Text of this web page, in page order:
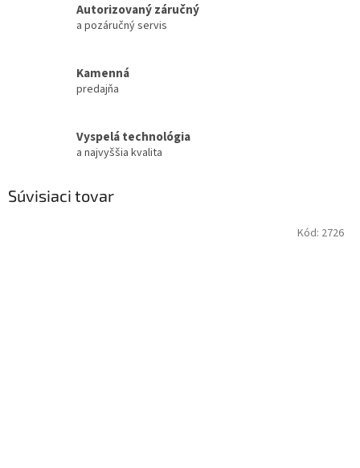
Autorizovaný záručný
a pozáručný servis
Kamenná
predajňa
Vyspelá technológia
a najvyššia kvalita
Súvisiaci tovar
Kód: 2726